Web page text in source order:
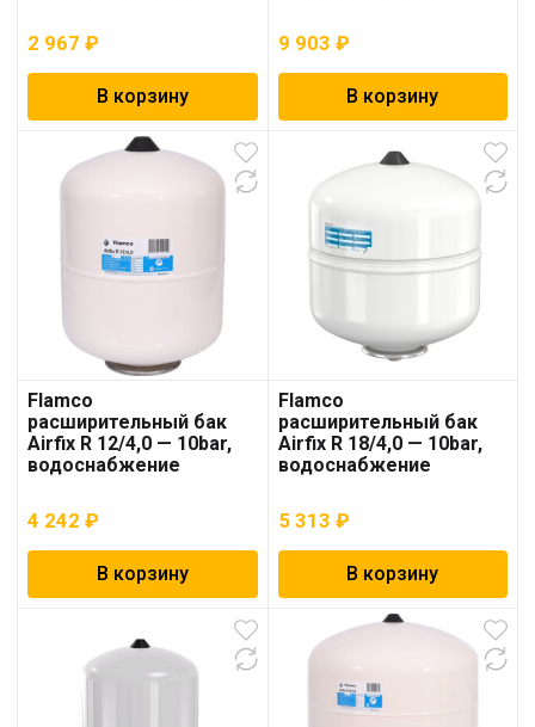
2 967 ₽
В корзину
9 903 ₽
В корзину
Flamco
расширительный бак
Airfix R 12/4,0 — 10bar,
водоснабжение
4 242 ₽
В корзину
Flamco
расширительный бак
Airfix R 18/4,0 — 10bar,
водоснабжение
5 313 ₽
В корзину